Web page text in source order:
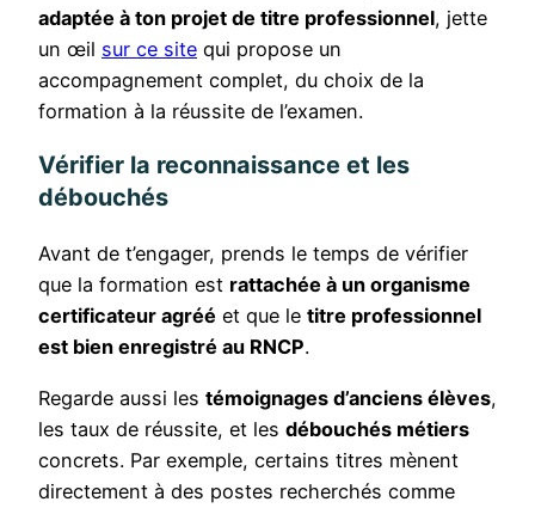
adaptée à ton projet de titre professionnel, jette
un œil sur ce site qui propose un
accompagnement complet, du choix de la
formation à la réussite de l’examen.
Vérifier la reconnaissance et les
débouchés
Avant de t’engager, prends le temps de vérifier
que la formation est rattachée à un organisme
certificateur agréé et que le titre professionnel
est bien enregistré au RNCP.
Regarde aussi les témoignages d’anciens élèves,
les taux de réussite, et les débouchés métiers
concrets. Par exemple, certains titres mènent
directement à des postes recherchés comme